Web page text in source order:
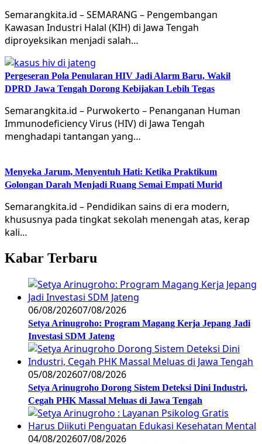
Semarangkita.id – SEMARANG – Pengembangan
Kawasan Industri Halal (KIH) di Jawa Tengah
diproyeksikan menjadi salah…
Pergeseran Pola Penularan HIV Jadi Alarm Baru, Wakil
DPRD Jawa Tengah Dorong Kebijakan Lebih Tegas
Semarangkita.id – Purwokerto – Penanganan Human
Immunodeficiency Virus (HIV) di Jawa Tengah
menghadapi tantangan yang…
Menyeka Jarum, Menyentuh Hati: Ketika Praktikum
Golongan Darah Menjadi Ruang Semai Empati Murid
Semarangkita.id – Pendidikan sains di era modern,
khususnya pada tingkat sekolah menengah atas, kerap
kali…
Kabar Terbaru
06/08/202607/08/2026
Setya Arinugroho: Program Magang Kerja Jepang Jadi
Investasi SDM Jateng
05/08/202607/08/2026
Setya Arinugroho Dorong Sistem Deteksi Dini Industri,
Cegah PHK Massal Meluas di Jawa Tengah
04/08/202607/08/2026